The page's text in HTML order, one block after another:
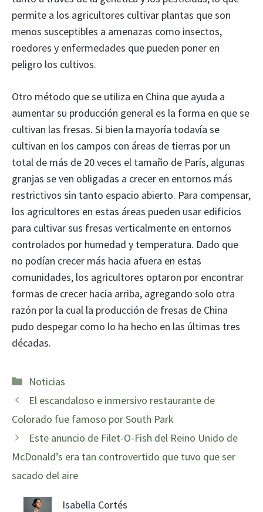
permite a los agricultores cultivar plantas que son
menos susceptibles a amenazas como insectos,
roedores y enfermedades que pueden poner en
peligro los cultivos.
Otro método que se utiliza en China que ayuda a
aumentar su producción general es la forma en que se
cultivan las fresas. Si bien la mayoría todavía se
cultivan en los campos con áreas de tierras por un
total de más de 20 veces el tamaño de París, algunas
granjas se ven obligadas a crecer en entornos más
restrictivos sin tanto espacio abierto. Para compensar,
los agricultores en estas áreas pueden usar edificios
para cultivar sus fresas verticalmente en entornos
controlados por humedad y temperatura. Dado que
no podían crecer más hacia afuera en estas
comunidades, los agricultores optaron por encontrar
formas de crecer hacia arriba, agregando solo otra
razón por la cual la producción de fresas de China
pudo despegar como lo ha hecho en las últimas tres
décadas.
Categorías
Noticias
El escandaloso e inmersivo restaurante de
Colorado fue famoso por South Park
Este anuncio de Filet-O-Fish del Reino Unido de
McDonald’s era tan controvertido que tuvo que ser
sacado del aire
Isabella Cortés